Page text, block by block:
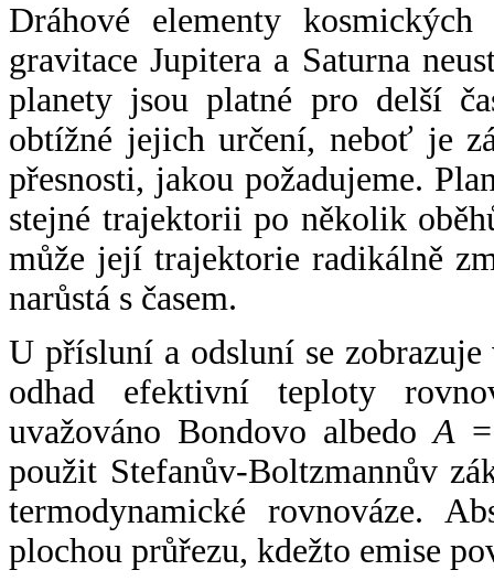
Dráhové elementy
gravitace Jupitera a Saturna
planety jsou platné pro delší
obtížné jejich určení, neboť je
přesnosti, jakou požadujeme.
stejné trajektorii po několik
může její trajektorie radikálně
narůstá s časem.
U přísluní a odsluní se
odhad efektivní teploty
uvažováno Bondovo albedoA
použit Stefanův-Boltzmannův
termodynamické rovnováze.
plochou průřezu, kdežto emise